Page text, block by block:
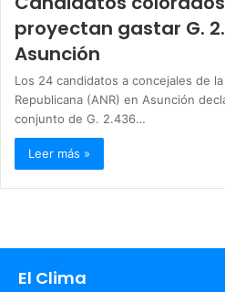
proyectan gastar G.
Asunción
Los 24 candidatos a concejales de
Republicana (ANR) en Asunción
conjunto de G. 2.436…
Leer más »
El Clima